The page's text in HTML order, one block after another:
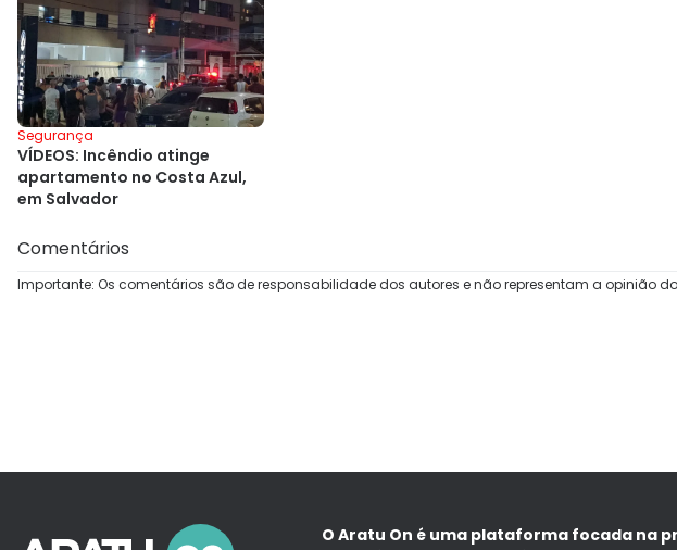
Segurança
VÍDEOS: Incêndio atinge
apartamento no Costa Azul,
em Salvador
Comentários
Importante: Os comentários são de responsabilidade dos autores e não representam a opinião do
O Aratu On é uma plataforma focada na